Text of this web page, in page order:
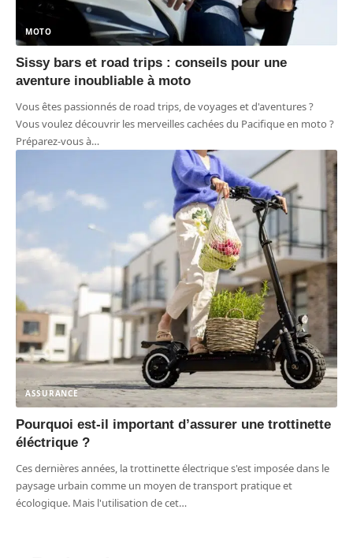
MOTO
Sissy bars et road trips : conseils pour une
aventure inoubliable à moto
Vous êtes passionnés de road trips, de voyages et d'aventures ?
Vous voulez découvrir les merveilles cachées du Pacifique en moto ?
Préparez-vous à…
ASSURANCE
Pourquoi est-il important d’assurer une trottinette
éléctrique ?
Ces dernières années, la trottinette électrique s'est imposée dans le
paysage urbain comme un moyen de transport pratique et
écologique. Mais l'utilisation de cet…